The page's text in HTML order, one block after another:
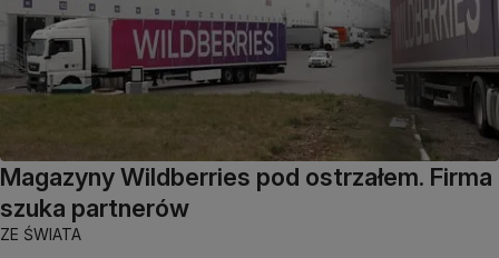
Magazyny Wildberries pod ostrzałem. Firma
szuka partnerów
ZE ŚWIATA